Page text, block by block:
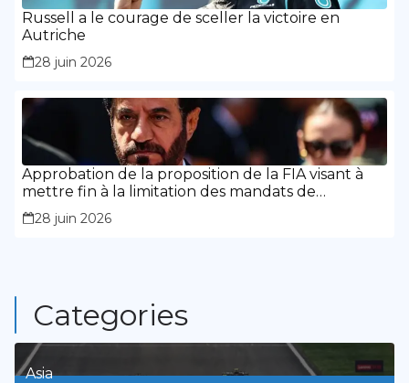
Russell a le courage de sceller la victoire en
Autriche
28 juin 2026
Approbation de la proposition de la FIA visant à
mettre fin à la limitation des mandats de
présidence
28 juin 2026
Categories
Asia